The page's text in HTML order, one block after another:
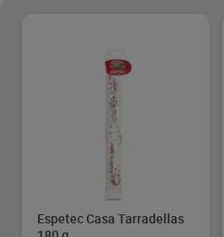
Espetec Casa Tarradellas